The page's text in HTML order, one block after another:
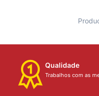
Qualidade
Trabalhos com as